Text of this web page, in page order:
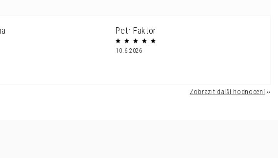
Petr Faktor
10.6.2026
Zobrazit další hodnocení